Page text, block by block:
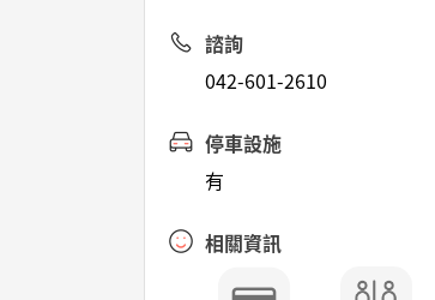
諮詢
042-601-2610
停車設施
有
相關資訊